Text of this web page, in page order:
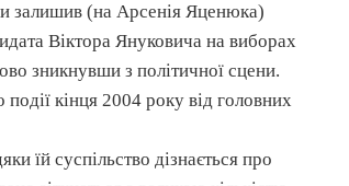
залишив (на АрсеніяЯценюка)
ВіктораЯнуковича на виборах
зникнувши з політичної сцени.
події кінця 2004 року від головних
їй суспільство дізнається про